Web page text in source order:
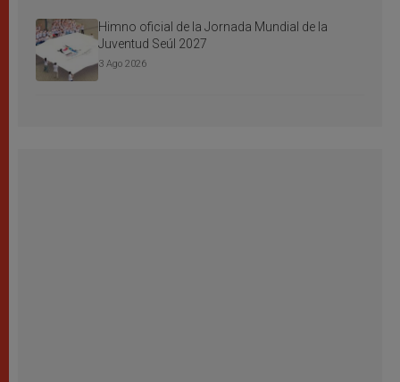
Himno oficial de la Jornada Mundial de la
Juventud Seúl 2027
3 Ago 2026